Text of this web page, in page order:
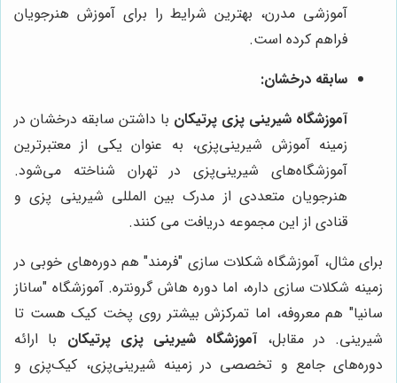
آموزشی مدرن، بهترین شرایط را برای آموزش هنرجویان
فراهم کرده است.
سابقه درخشان:
آموزشگاه شیرینی پزی پرتیکان با داشتن سابقه درخشان در
زمینه آموزش شیرینی‌پزی، به عنوان یکی از معتبرترین
آموزشگاه‌های شیرینی‌پزی در تهران شناخته می‌شود.
هنرجویان متعددی از مدرک بین المللی شیرینی پزی و
قنادی از این مجموعه دریافت می کنند.
برای مثال، آموزشگاه شکلات سازی "فرمند" هم دوره‌های خوبی در
زمینه شکلات سازی داره، اما دوره هاش گرونتره. آموزشگاه "ساناز
سانیا" هم معروفه، اما تمرکزش بیشتر روی پخت کیک هست تا
شیرینی. در مقابل،آموزشگاه شیرینی پزی پرتیکان با ارائه
دوره‌های جامع و تخصصی در زمینه شیرینی‌پزی، کیک‌پزی و